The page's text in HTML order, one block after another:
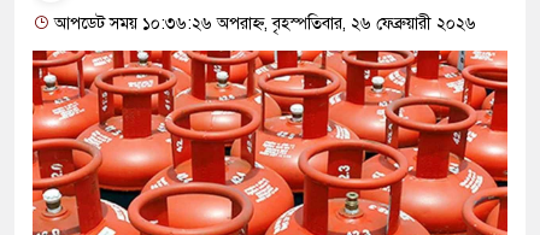
আপডেট সময় ১০:৩৬:২৬ অপরাহ্ন, বৃহস্পতিবার, ২৬ ফেব্রুয়ারী ২০২৬